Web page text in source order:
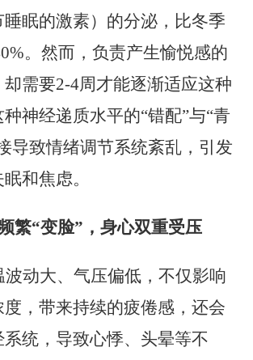
眠的激素）的分泌，比冬季
。然而，负责产生愉悦感的
却需要2-4周才能逐渐适应这种
神经递质水平的“错配”与“青
导致情绪调节系统紊乱，引发
和焦虑。
繁“变脸”，身心双重受压
波动大、气压偏低，不仅影响
度，带来持续的疲倦感，还会
统，导致心悸、头晕等不